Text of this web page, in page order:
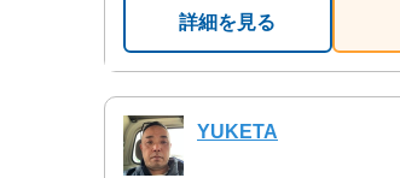
詳細を見る
YUKETA